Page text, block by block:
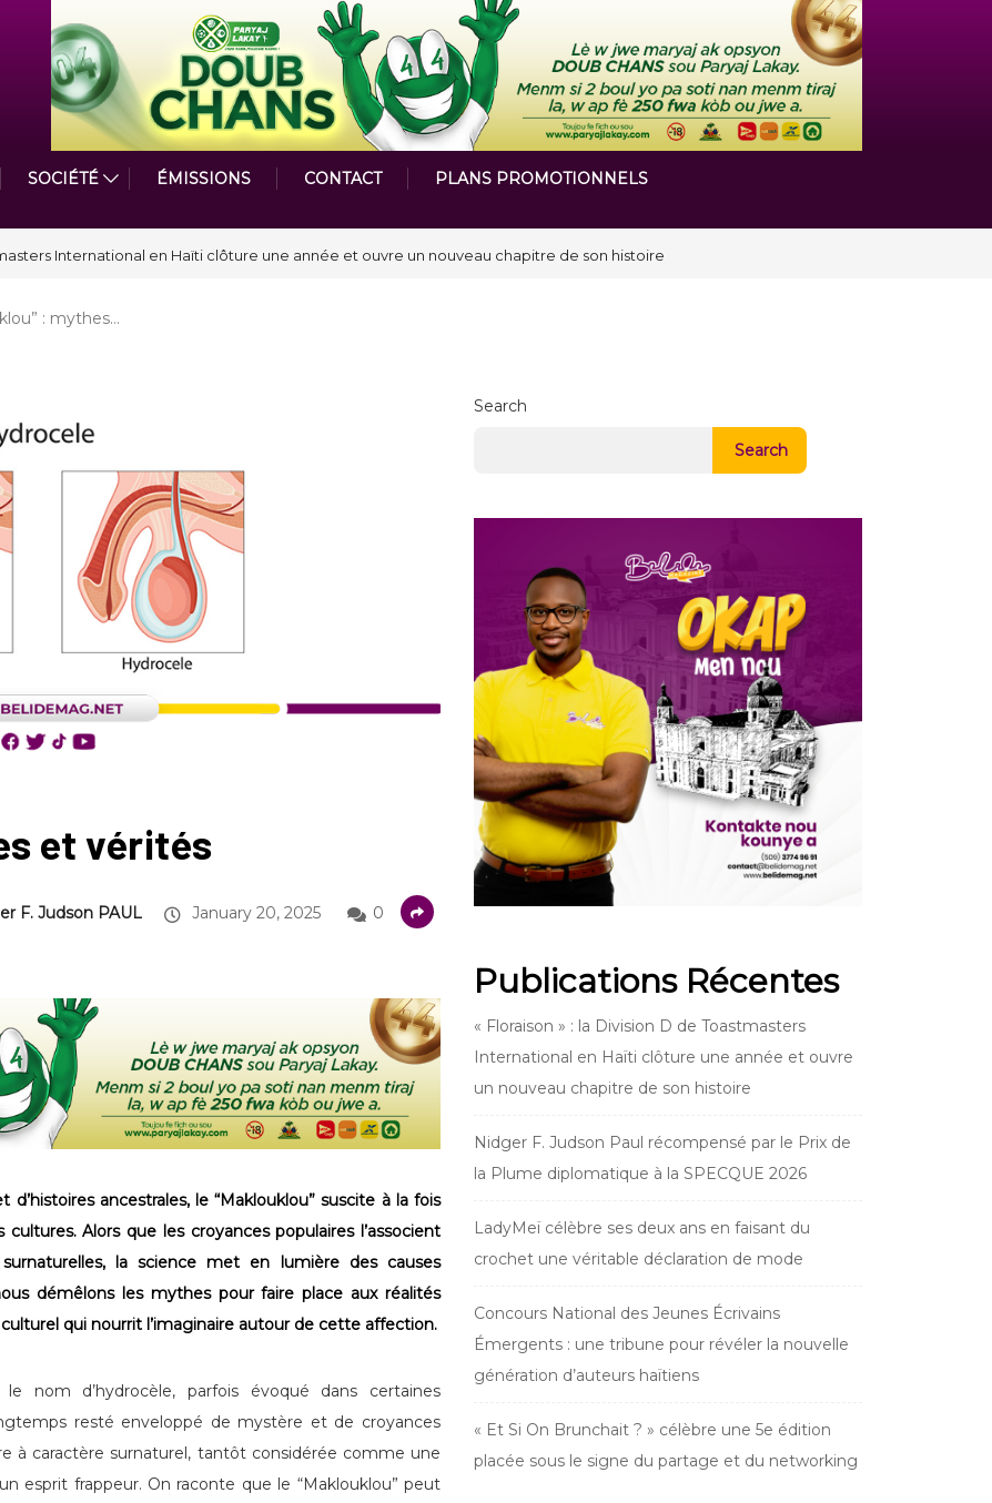
SOCIÉTÉ ÉMISSIONS CONTACT PLANS PROMOTIONNELS
le Prix de la Plume diplomatique à la SPECQUE 2026
: mythes…
et vérités
F. Judson PAUL January 20, 2025 0
ancestrales, le “Maklouklou” suscite à la fois
Alors que les croyances populaires l’associent
la science met en lumière des causes
démêlons les mythes pour faire place aux réalités
qui nourrit l’imaginaire autour de cette affection.
nom d’hydrocèle, parfois évoqué dans certaines
resté enveloppé de mystère et de croyances
à caractère surnaturel, tantôt considérée comme une
esprit frappeur. On raconte que le “Maklouklou” peut
Search
Search
Publications Récentes
« Floraison » : la Division D de Toastmasters
International en Haïti clôture une année et ouvre
un nouveau chapitre de son histoire
Nidger F. Judson Paul récompensé par le Prix de
la Plume diplomatique à la SPECQUE 2026
LadyMeï célèbre ses deux ans en faisant du
crochet une véritable déclaration de mode
Concours National des Jeunes Écrivains
Émergents : une tribune pour révéler la nouvelle
génération d’auteurs haïtiens
« Et Si On Brunchait ? » célèbre une 5e édition
placée sous le signe du partage et du networking